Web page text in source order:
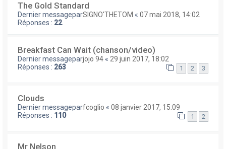
The Gold Standard
Dernier messageparSIGNO'THETOM « 07 mai 2018, 14:02
Réponses : 22
Breakfast Can Wait (chanson/video)
Dernier messageparjojo 94 « 29 juin 2017, 18:02
Réponses : 263 1 2 3
Clouds
Dernier messageparfcoglio « 08 janvier 2017, 15:09
Réponses : 110 1 2
Mr Nelson